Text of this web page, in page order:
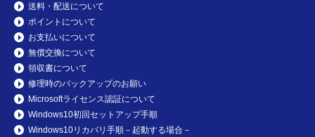
送料・配送について
ポイントについて
お支払いについて
無償交換について
領収書について
修理時のバックアップのお願い
Microsoftライセンス認証について
Windows10初回セットアップ手順
Windows10リカバリ手順－起動する場合－